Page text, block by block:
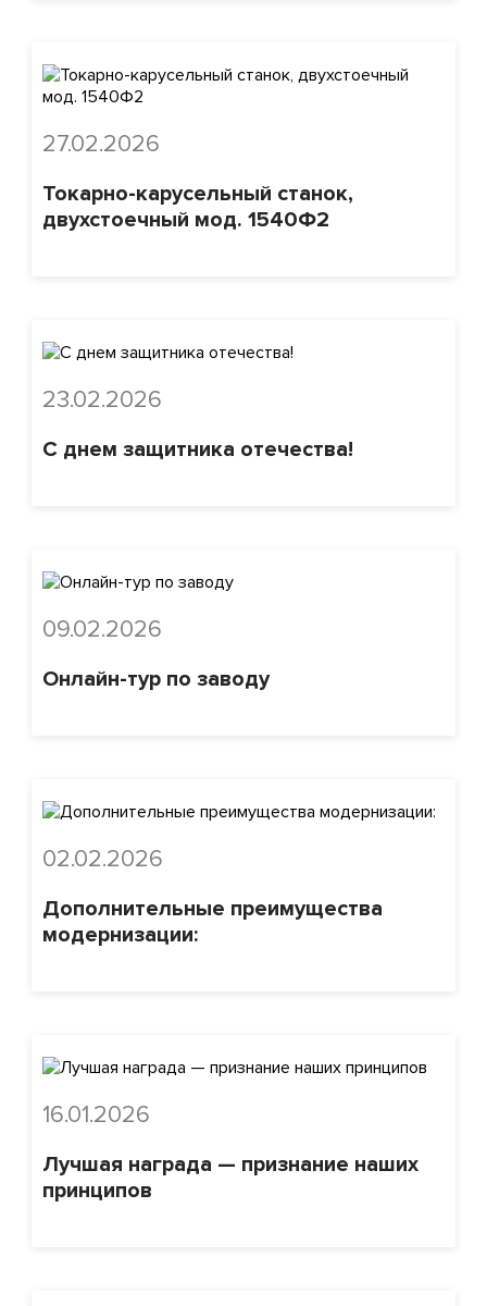
27.02.2026
Токарно-карусельный станок,
двухстоечный мод. 1540Ф2
23.02.2026
С днем защитника отечества!
09.02.2026
Онлайн-тур по заводу
02.02.2026
Дополнительные преимущества
модернизации:
16.01.2026
Лучшая награда — признание наших
принципов